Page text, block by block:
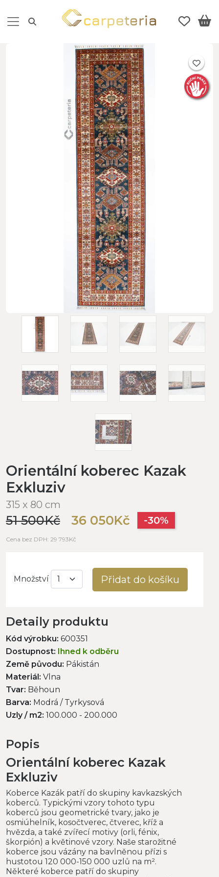
Orientální koberec Kazak
Exkluziv
315 x 80 cm
51 500Kč 36 050Kč -30%
Cena bez DPH: 29 793Kč
Množství Přidat do košíku
Detaily produktu
Kód výrobku: 600351
Dostupnost: Ihned k odběru
Země původu: Pákistán
Materiál: Vlna
Tvar: Běhoun
Barva: Modrá / Tyrkysová
Uzly / m2: 100.000 - 200.000
Popis
Orientální koberec Kazak
Exkluziv
Koberce Kazák patří do skupiny kavkazských
koberců. Typickými vzory tohoto typu
koberců jsou geometrické tvary, jako je
osmiúhelník, kosočtverec, čtverec, kříž a
hvězda, a také zvířecí motivy (orli, fénix,
škorpión) a květinové vzory. Naše starožitné
koberce jsou vázány na bavlněnou přízi s
hustotou 120 000-150 000 uzlů na m².
Některé koberce patří do skupiny